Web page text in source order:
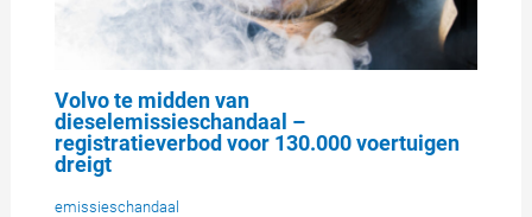
Volvo te midden van
dieselemissieschandaal –
registratieverbod voor 130.000 voertuigen
dreigt
emissieschandaal